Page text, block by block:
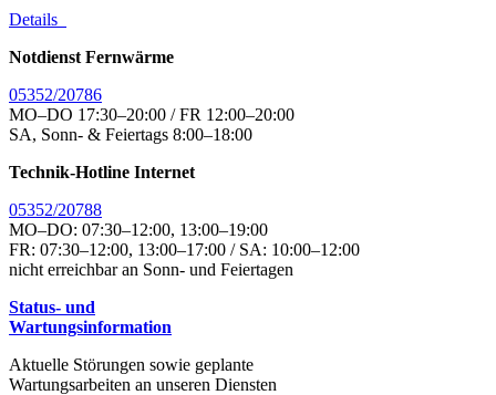
Details
Notdienst Fernwärme
05352/20786
MO–DO 17:30–20:00 / FR 12:00–20:00
SA, Sonn- & Feiertags 8:00–18:00
Technik-Hotline Internet
05352/20788
MO–DO: 07:30–12:00, 13:00–19:00
FR: 07:30–12:00, 13:00–17:00 / SA: 10:00–12:00
nicht erreichbar an Sonn- und Feiertagen
Status- und
Wartungsinformation
Aktuelle Störungen sowie geplante
Wartungsarbeiten an unseren Diensten